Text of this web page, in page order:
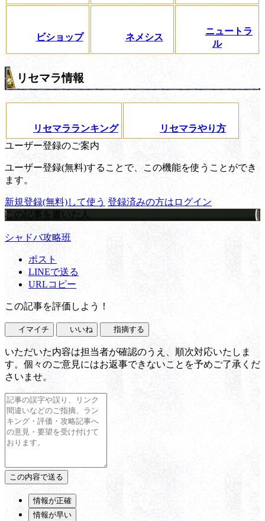
ビショップ ネメシス
ニュートラ
ル
リセマラ情報
リセマラランキング
リセマラやり方
ユーザー登録のご案内
ユーザー登録(無料)することで、この機能を使うことができ
ます。
新規登録(無料)して使う 登録済みの方はログイン
この記事を書いた人
シャドバ攻略班
ポスト
LINEで送る
URLコピー
この記事を評価しよう！
イマイチ いいね 指摘する
いただいた内容は担当者が確認のうえ、順次対応いたしま
す。個々のご意見にはお返事できないことを予めご了承くだ
さいませ。
情報が正確
情報が早い